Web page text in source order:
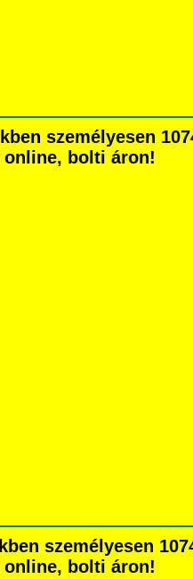
személyesen
bolti áron!
személyesen
bolti áron!